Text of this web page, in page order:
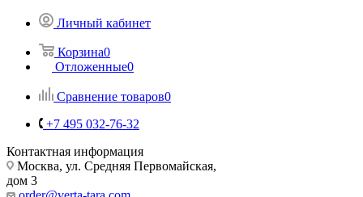
Личный кабинет
Корзина0
Отложенные0
Сравнение товаров0
+7 495 032-76-32
Контактная информация
Москва, ул. Средняя Первомайская,
дом 3